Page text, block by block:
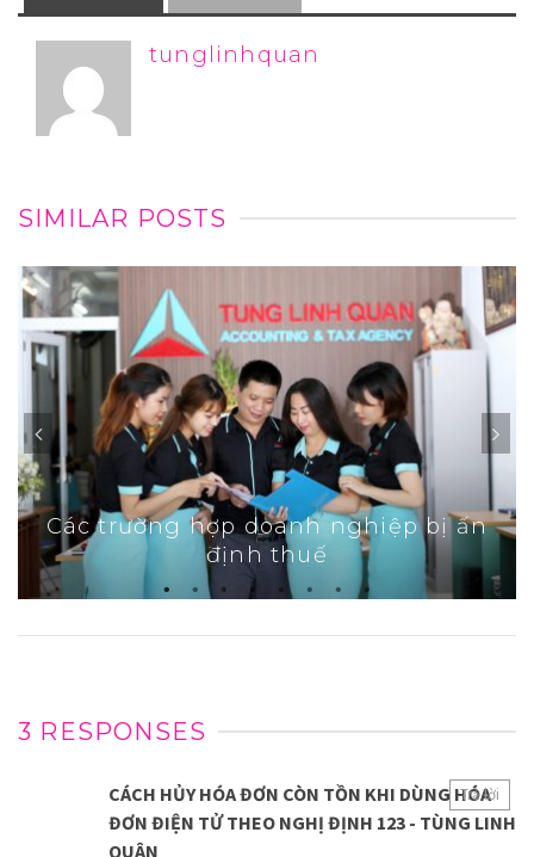
tunglinhquan
SIMILAR POSTS
Các trường hợp doanh nghiệp bị ấn
định thuế
3 RESPONSES
CÁCH HỦY HÓA ĐƠN CÒN TỒN KHI DÙNG HÓA
ĐƠN ĐIỆN TỬ THEO NGHỊ ĐỊNH 123 - TÙNG LINH
QUÂN
Trả lời